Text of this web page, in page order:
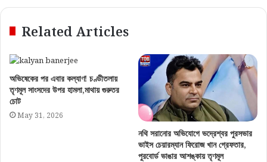
Related Articles
অভিষেকের পর এবার কল্যাণ! চণ্ডীতলায়
তৃণমূল সাংসদের উপর হামলা,মাথায় গুরুতর
চোট
May 31, 2026
নথি সরানোর অভিযোগে ভদ্রেশ্বর পুরসভার
ভাইস চেয়ারম্যান ফিরোজ খান গ্রেফতার,
পুরবোর্ড ভাঙার আশঙ্কায় তৃণমূল